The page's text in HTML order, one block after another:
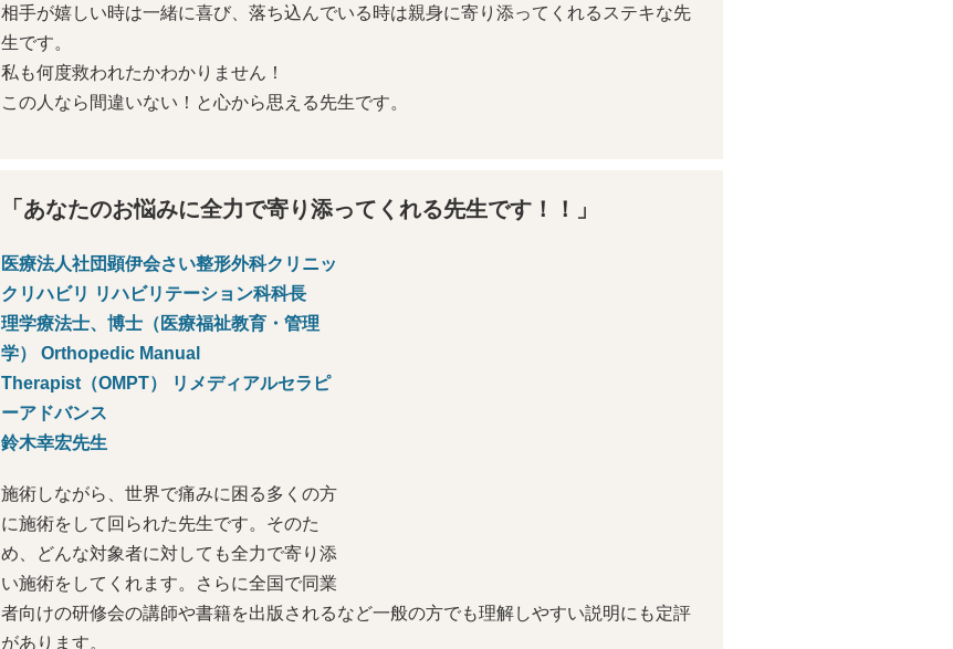
相手が嬉しい時は一緒に喜び、落ち込んでいる時は親身に寄り添ってくれるステキな先
生です。
私も何度救われたかわかりません！
この人なら間違いない！と心から思える先生です。
「あなたのお悩みに全力で寄り添ってくれる先生です！！」
医療法人社団顕伊会さい整形外科クリニッ
クリハビリ リハビリテーション科科長
理学療法士、博士（医療福祉教育・管理
学） Orthopedic Manual
Therapist（OMPT） リメディアルセラピ
ーアドバンス
鈴木幸宏先生
施術しながら、世界で痛みに困る多くの方
に施術をして回られた先生です。そのた
め、どんな対象者に対しても全力で寄り添
い施術をしてくれます。さらに全国で同業
者向けの研修会の講師や書籍を出版されるなど一般の方でも理解しやすい説明にも定評
があります。